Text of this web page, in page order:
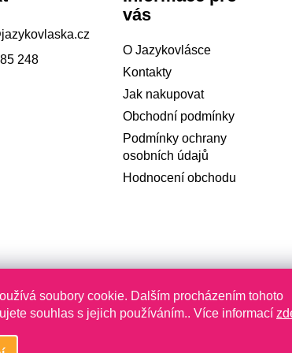
soubory cookie. Dalším procházením tohoto
souhlas s jejich používáním.. Více informací
jazykovlaska.cz
248
vás
O Jazykovlásce
Kontakty
Jak nakupovat
Obchodní podmínky
Podmínky ochrany
osobních údajů
Hodnocení obchodu